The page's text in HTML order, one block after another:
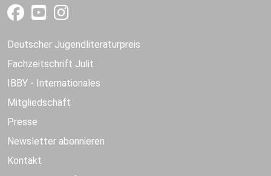
Deutscher Jugendliteraturpreis
Fachzeitschrift Julit
IBBY - Internationales
Mitgliedschaft
Presse
Newsletter abonnieren
Kontakt